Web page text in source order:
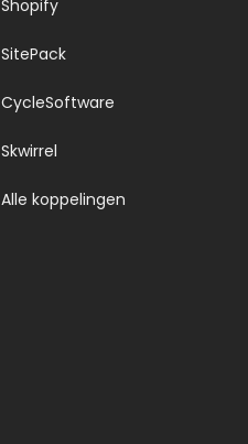
Shopify
SitePack
CycleSoftware
Skwirrel
Alle koppelingen